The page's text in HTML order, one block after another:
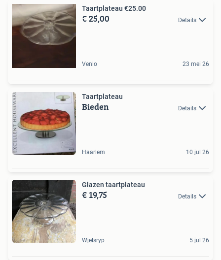
Taartplateau €25.00
€ 25,00 Details
Venlo 23 mei 26
Taartplateau
Bieden Details
Haarlem 10 jul 26
Glazen taartplateau
€ 19,75 Details
Wjelsryp 5 jul 26